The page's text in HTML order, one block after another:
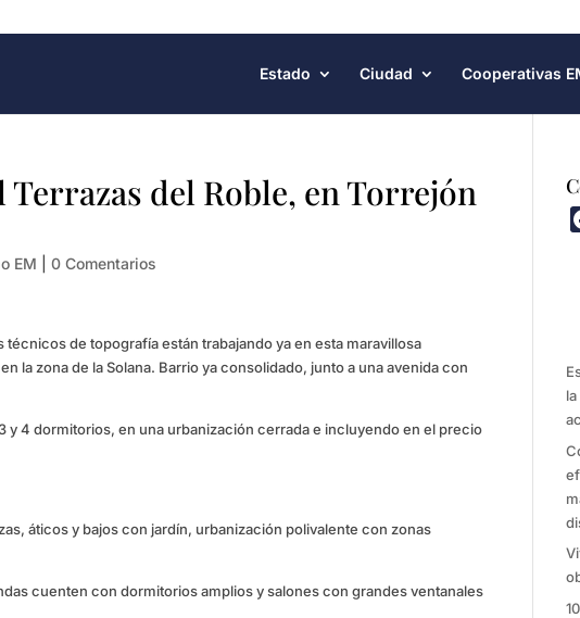
Estado Ciudad Cooperativas
Terrazas del Roble, en Torrejón
EM |0 Comentarios
de topografía están trabajando ya en esta maravillosa
la zona de la Solana. Barrio ya consolidado, junto a una avenida con
y 4 dormitorios, en una urbanización cerrada e incluyendo en el precio
áticos y bajos con jardín, urbanización polivalente con zonas
cuenten con dormitorios amplios y salones con grandes ventanales